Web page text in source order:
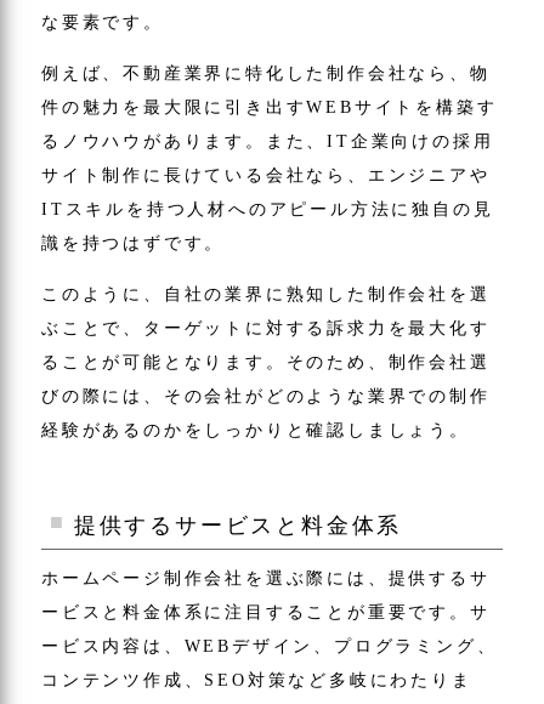
な要素です。
例えば、不動産業界に特化した制作会社なら、物
件の魅力を最大限に引き出すWEBサイトを構築す
るノウハウがあります。また、IT企業向けの採用
サイト制作に長けている会社なら、エンジニアや
ITスキルを持つ人材へのアピール方法に独自の見
識を持つはずです。
このように、自社の業界に熟知した制作会社を選
ぶことで、ターゲットに対する訴求力を最大化す
ることが可能となります。そのため、制作会社選
びの際には、その会社がどのような業界での制作
経験があるのかをしっかりと確認しましょう。
提供するサービスと料金体系
ホームページ制作会社を選ぶ際には、提供するサ
ービスと料金体系に注目することが重要です。サ
ービス内容は、WEBデザイン、プログラミング、
コンテンツ作成、SEO対策など多岐にわたりま